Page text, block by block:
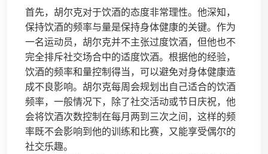
首先，胡尔克对于饮酒的态度非常理性。他深知，
保持饮酒的频率与量是保持身体健康的关键。作为
一名运动员，胡尔克并不主张过度饮酒，但他也不
完全排斥社交场合中的适度饮酒。根据他的经验，
饮酒的频率和量控制得当，可以避免对身体健康造
成不良影响。胡尔克每周会规划出自己适合的饮酒
频率，一般情况下，除了社交活动或节日庆祝，他
会将饮酒次数控制在每月两到三次之间，这样的频
率既不会影响到他的训练和比赛，又能享受偶尔的
社交乐趣。